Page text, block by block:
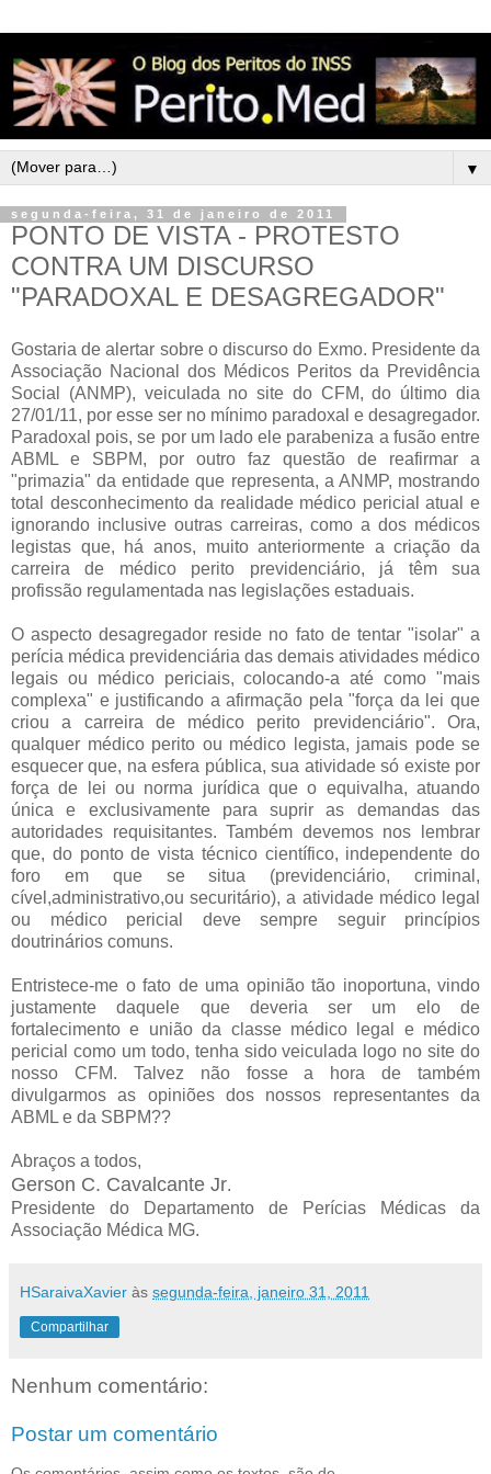
▼
segunda-feira, 31 de janeiro de 2011
PONTO DE VISTA - PROTESTO
CONTRA UM DISCURSO
"PARADOXAL E DESAGREGADOR"
Gostaria de alertar sobre o discurso do Exmo. Presidente da
Associação Nacional dos Médicos Peritos da Previdência
Social (ANMP), veiculada no site do CFM, do último dia
27/01/11, por esse ser no mínimo paradoxal e desagregador.
Paradoxal pois, se por um lado ele parabeniza a fusão entre
ABML e SBPM, por outro faz questão de reafirmar a
"primazia" da entidade que representa, a ANMP, mostrando
total desconhecimento da realidade médico pericial atual e
ignorando inclusive outras carreiras, como a dos médicos
legistas que, há anos, muito anteriormente a criação da
carreira de médico perito previdenciário, já têm sua
profissão regulamentada nas legislações estaduais.
O aspecto desagregador reside no fato de tentar "isolar" a
perícia médica previdenciária das demais atividades médico
legais ou médico periciais, colocando-a até como "mais
complexa" e justificando a afirmação pela "força da lei que
criou a carreira de médico perito previdenciário". Ora,
qualquer médico perito ou médico legista, jamais pode se
esquecer que, na esfera pública, sua atividade só existe por
força de lei ou norma jurídica que o equivalha, atuando
única e exclusivamente para suprir as demandas das
autoridades requisitantes. Também devemos nos lembrar
que, do ponto de vista técnico científico, independente do
foro em que se situa (previdenciário, criminal,
cível,administrativo,ou securitário), a atividade médico legal
ou médico pericial deve sempre seguir princípios
doutrinários comuns.
Entristece-me o fato de uma opinião tão inoportuna, vindo
justamente daquele que deveria ser um elo de
fortalecimento e união da classe médico legal e médico
pericial como um todo, tenha sido veiculada logo no site do
nosso CFM. Talvez não fosse a hora de também
divulgarmos as opiniões dos nossos representantes da
ABML e da SBPM??
Abraços a todos,
Gerson C. Cavalcante Jr.
Presidente do Departamento de Perícias Médicas da
Associação Médica MG.
HSaraivaXavier às segunda-feira, janeiro 31, 2011
Compartilhar
Nenhum comentário:
Postar um comentário